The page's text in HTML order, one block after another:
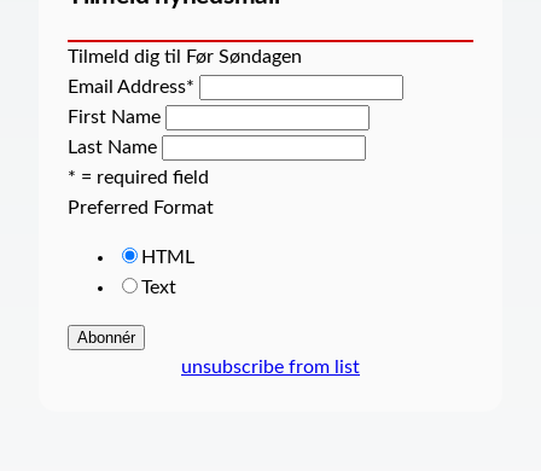
Tilmeld dig til Før Søndagen
Email Address*
First Name
Last Name
* = required field
Preferred Format
HTML
Text
unsubscribe from list